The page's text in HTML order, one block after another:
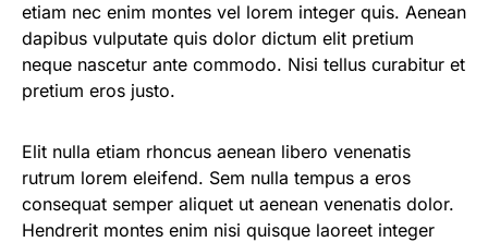
etiam nec enim montes vel lorem integer quis. Aenean
dapibus vulputate quis dolor dictum elit pretium
neque nascetur ante commodo. Nisi tellus curabitur et
pretium eros justo.
Elit nulla etiam rhoncus aenean libero venenatis
rutrum lorem eleifend. Sem nulla tempus a eros
consequat semper aliquet ut aenean venenatis dolor.
Hendrerit montes enim nisi quisque laoreet integer